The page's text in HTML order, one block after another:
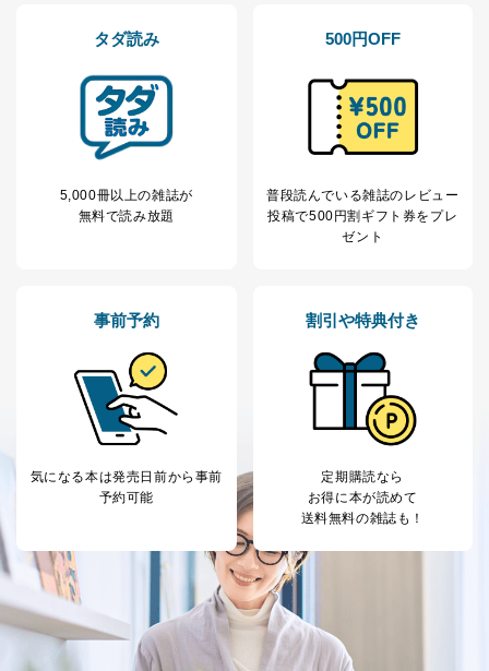
タダ読み
5,000冊以上の雑誌が
無料で読み放題
500円OFF
普段読んでいる雑誌のレビュー
投稿で500円割ギフト券をプレ
ゼント
事前予約
気になる本は発売日前から事前
予約可能
割引や特典付き
定期購読なら
お得に本が読めて
送料無料の雑誌も！